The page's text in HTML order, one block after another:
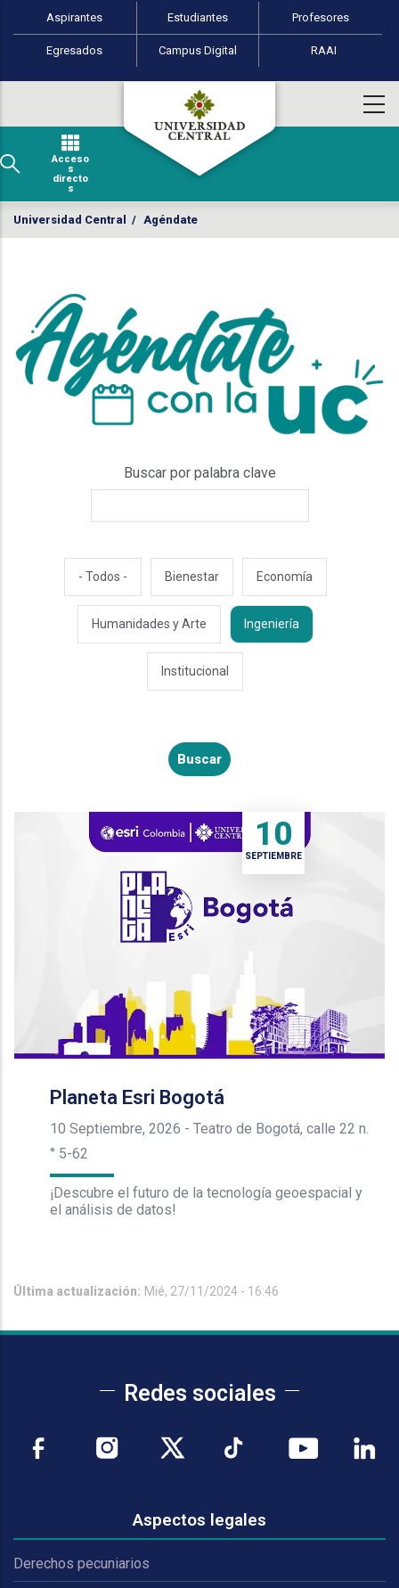
Pasar al contenido principal
Perfiles de usuario
Aspirantes Estudiantes Profesores
Egresados Campus Digital RAAI
Acceso
s
directo
s
Universidad Central / Agéndate
Buscar por palabra clave
- Todos - Bienestar Economía
Humanidades y Arte Ingeniería
Institucional
10
SEPTIEMBRE
Planeta Esri Bogotá
10 Septiembre, 2026 - Teatro de Bogotá, calle 22 n.
° 5-62
¡Descubre el futuro de la tecnología geoespacial y
el análisis de datos!
Última actualización: Mié, 27/11/2024 - 16:46
Redes sociales
Aspectos legales
Derechos pecuniarios